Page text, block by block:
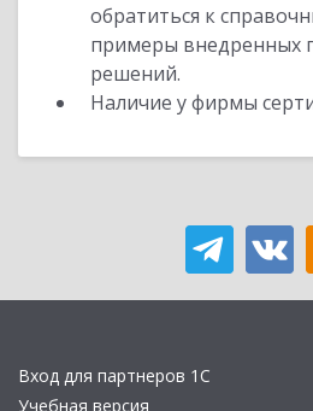
обратиться к
примеры внедренных
решений.
Наличие у фирмы
Вход для партнеров 1С
Учебная версия